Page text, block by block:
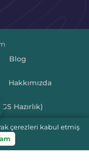
çerezleri kabul etmiş
Blog
Hakkımızda
Hazırlık)
2025